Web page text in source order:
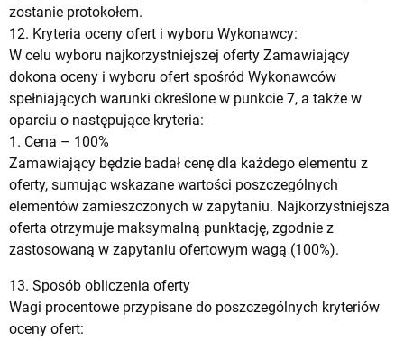
zostanie protokołem.
12. Kryteria oceny ofert i wyboru Wykonawcy:
W celu wyboru najkorzystniejszej oferty Zamawiający
dokona oceny i wyboru ofert spośród Wykonawców
spełniających warunki określone w punkcie 7, a także w
oparciu o następujące kryteria:
1. Cena – 100%
Zamawiający będzie badał cenę dla każdego elementu z
oferty, sumując wskazane wartości poszczególnych
elementów zamieszczonych w zapytaniu. Najkorzystniejsza
oferta otrzymuje maksymalną punktację, zgodnie z
zastosowaną w zapytaniu ofertowym wagą (100%).
13. Sposób obliczenia oferty
Wagi procentowe przypisane do poszczególnych kryteriów
oceny ofert: